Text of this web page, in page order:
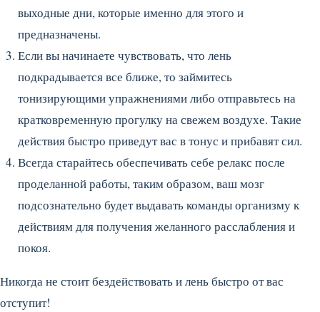
выходные дни, которые именно для этого и
предназначены.
Если вы начинаете чувствовать, что лень
подкрадывается все ближе, то займитесь
тонизирующими упражнениями либо отправьтесь на
кратковременную прогулку на свежем воздухе. Такие
действия быстро приведут вас в тонус и прибавят сил.
Всегда старайтесь обеспечивать себе релакс после
проделанной работы, таким образом, ваш мозг
подсознательно будет выдавать команды организму к
действиям для получения желанного расслабления и
покоя.
Никогда не стоит бездействовать и лень быстро от вас
отступит!